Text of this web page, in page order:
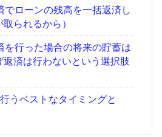
でローンの残高を一括返済し
られるから）
を行った場合の将来の貯蓄は
返済は行わないという選択肢
うベストなタイミングと